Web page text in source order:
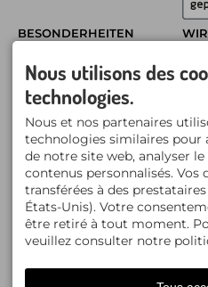
BESONDERHEITEN
große Fewos
102 bis 133 qm Fläche
pro Wohnung
Zirbenholz-Betten
Sauna im Alpinen
Lifestyle
Skischrank und
Skischuhtrockner
zentrale Lage am
Fuggerpark
Tiefgarage & Lift
Sommerbergbahnticket
kostenlos
Smart TV mit Magenta
Ladestation für
und
Nous utilisons des
technologies.
Nous et nos partenaires
technologies similaires pour
de notre site web, analyser
contenus personnalisés. Vos
transférées à des
États-Unis). Votre
être retiré à tout moment.
veuillez consulter notre